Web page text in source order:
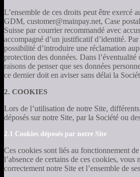
L’ensemble de ces droits peut être exercé
GDM, customer@mainpay.net, Case
Suisse par courrier recommandé avec
accompagné d’un justificatif d’identité.
possibilité d’introduire une réclamation
protection des données. Dans
raisons de penser que ses données
ce dernier doit en aviser sans délai la
2. COOKIES
Lors de l’utilisation de notre Site,
déposés sur notre Site, par la Société ou
2.1 Cookies déposés par notre Site
Ces cookies sont liés au fonctionnement
l’absence de certains de ces cookies, vous
correctement notre Site et l’ensemble de